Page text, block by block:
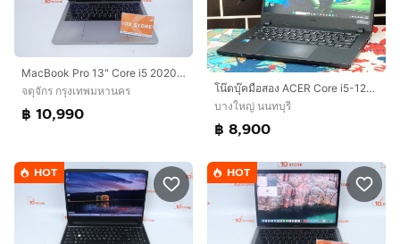
MacBook Pro 13" Core i5 2020 16.512GB
จตุจักร กรุงเทพมหานคร
฿ 10,990
โน๊ตบุ๊คมือสอง ACER Core i5-1235U จอ14”IPS แรม8+NVMe256+การ์ดจอ Iris+วินโดว์แท้+ประกันศูนย์
บางใหญ่ นนทบุรี
฿ 8,900
HOT HOT